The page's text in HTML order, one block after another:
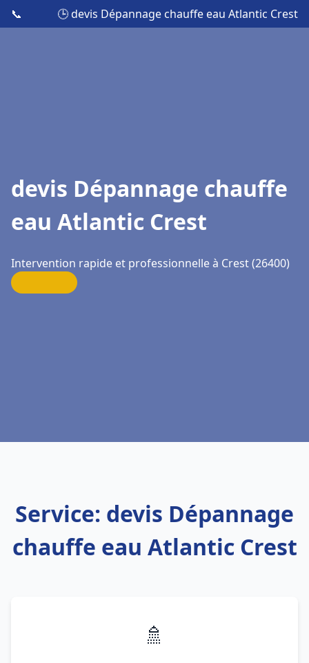
📞 🕒 devis Dépannage chauffe eau Atlantic Crest
devis Dépannage chauffe
eau Atlantic Crest
Intervention rapide et professionnelle à Crest (26400)
Service: devis Dépannage
chauffe eau Atlantic Crest
🚿